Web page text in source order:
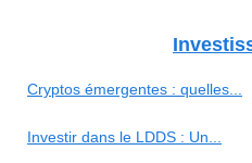
Cryptos émergentes : quelles...
Investir dans le LDDS : Un...